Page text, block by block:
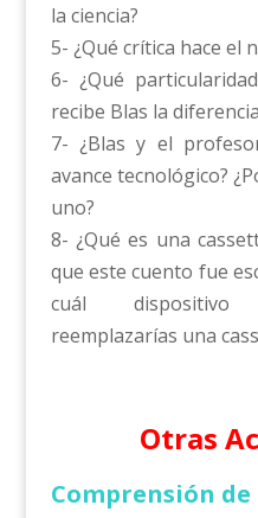
la ciencia?
5- ¿Qué crítica hace el
6- ¿Qué
recibe Blas la
7- ¿Blas y el
avance tecnológico?
uno?
8- ¿Qué es una
que este cuento fue
cuál dispositivo
reemplazarías una
Otras
Comprensión